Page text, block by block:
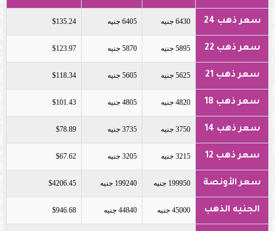
سعر ذهب 24 6430 جنيه 6405 جنيه $135.24
سعر ذهب 22 5895 جنيه 5870 جنيه $123.97
سعر ذهب 21 5625 جنيه 5605 جنيه $118.34
سعر ذهب 18 4820 جنيه 4805 جنيه $101.43
سعر ذهب 14 3750 جنيه 3735 جنيه $78.89
سعر ذهب 12 3215 جنيه 3205 جنيه $67.62
سعر الأونصة 199950 جنيه 199240 جنيه $4206.45
الجنيه الذهب 45000 جنيه 44840 جنيه $946.68